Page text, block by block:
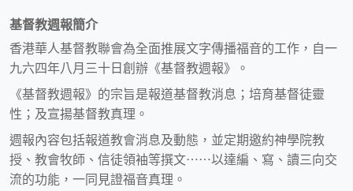
基督教週報簡介
香港華人基督教聯會為全面推展文字傳播福音的工作，自一
九六四年八月三十日創辦《基督教週報》。
《基督教週報》的宗旨是報道基督教消息；培育基督徒靈
性；及宣揚基督教真理。
週報內容包括報道教會消息及動態，並定期邀約神學院教
授、教會牧師、信徒領袖等撰文⋯⋯以達編、寫、讀三向交
流的功能，一同見證福音真理。